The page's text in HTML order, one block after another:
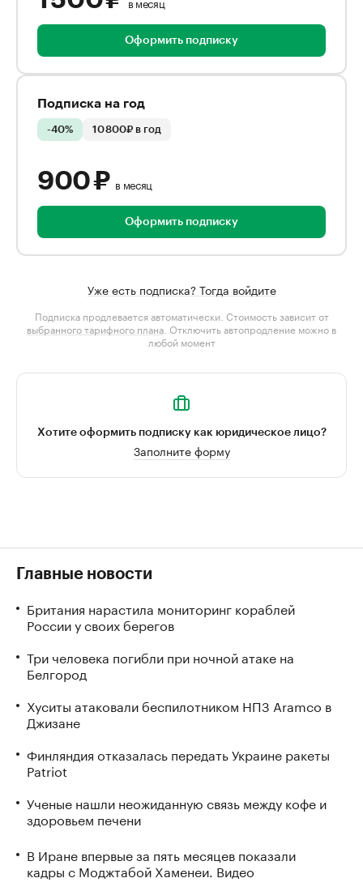
Оформить подписку
Подписка на год
-40% 10 800₽ в год
900 ₽ в месяц
Оформить подписку
Уже есть подписка? Тогда войдите
Подписка продлевается автоматически. Стоимость зависит от
выбранного тарифного плана . Отключить автопродление можно в
любой момент
Хотите оформить подписку как юридическое лицо?
Заполните форму
Главные новости
Британия нарастила мониторинг кораблей
России у своих берегов
Три человека погибли при ночной атаке на
Белгород
Хуситы атаковали беспилотником НПЗ Aramco в
Джизане
Финляндия отказалась передать Украине ракеты
Patriot
Ученые нашли неожиданную связь между кофе и
здоровьем печени
В Иране впервые за пять месяцев показали
кадры с Моджтабой Хаменеи. Видео